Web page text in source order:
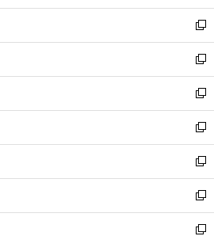
開
く
ウ
で
開
く
ン
ド
ウ
で
開
く
新
し
い
ウ
ィ
ン
ド
ウ
で
開
く
新
し
い
ウ
ィ
ン
ド
ウ
で
開
く
新
し
い
ウ
ィ
ン
ド
ウ
で
新
し
い
ウ
ィ
ン
ド
新
し
い
ウ
ィ
新
し
い
新